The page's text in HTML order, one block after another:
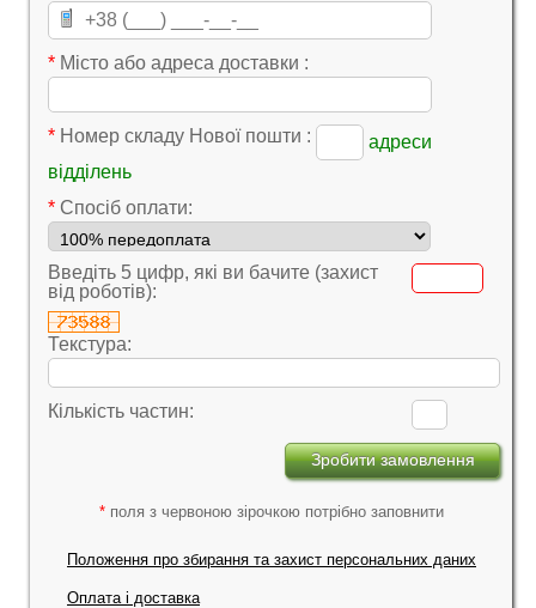
* Місто або адреса доставки :
* Номер складу Нової пошти :
адреси
відділень
* Cпосіб оплати:
Введіть 5 цифр, які ви бачите (захист
від роботів):
Текстура:
Кількість частин:
* поля з червоною зірочкою потрібно заповнити
Положення про збирання та захист персональних даних
Оплата і доставка